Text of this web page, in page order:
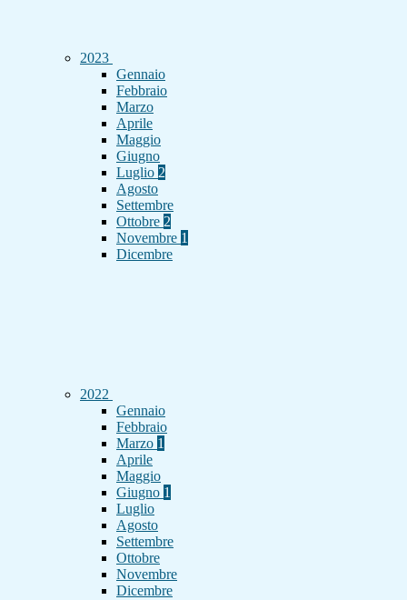
2023
Gennaio
Febbraio
Marzo
Aprile
Maggio
Giugno
Luglio 2
Agosto
Settembre
Ottobre 2
Novembre 1
Dicembre
2022
Gennaio
Febbraio
Marzo 1
Aprile
Maggio
Giugno 1
Luglio
Agosto
Settembre
Ottobre
Novembre
Dicembre